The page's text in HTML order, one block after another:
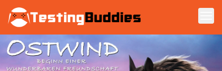
Zum Hauptinhalt springen